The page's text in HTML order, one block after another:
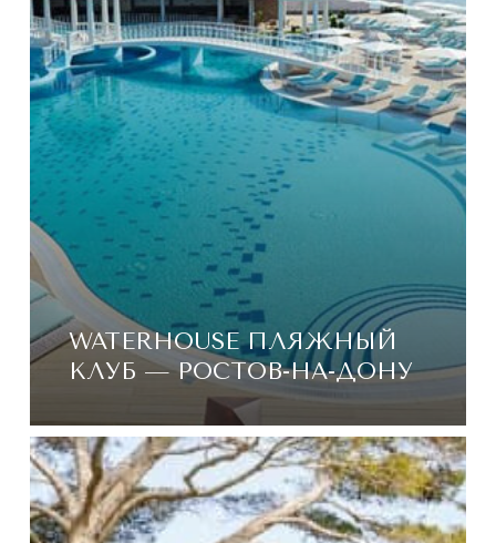
WATERHOUSE ПЛЯЖНЫЙ
КЛУБ — РОСТОВ-НА-ДОНУ